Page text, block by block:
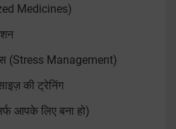
Medicines)
(Stress Management)
की ट्रेनिंग
आपके लिए बना हो)